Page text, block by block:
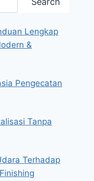
Lengkap
&
Pengecatan
Tanpa
Terhadap